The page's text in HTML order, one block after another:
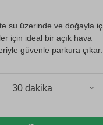
su üzerinde ve doğayla iç
için ideal bir açık hava
güvenle parkura çıkar.
30 dakika